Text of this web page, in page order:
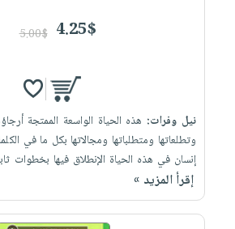
4.25$
5.00$
نيل وفرات: هذه الحياة الواسعة الممتجة
وتطلعاتها ومتطلباتها ومجالاتها بكل ما في
إنسان في هذه الحياة الإنطلاق فيها بخطوات
إقرأ المزيد »